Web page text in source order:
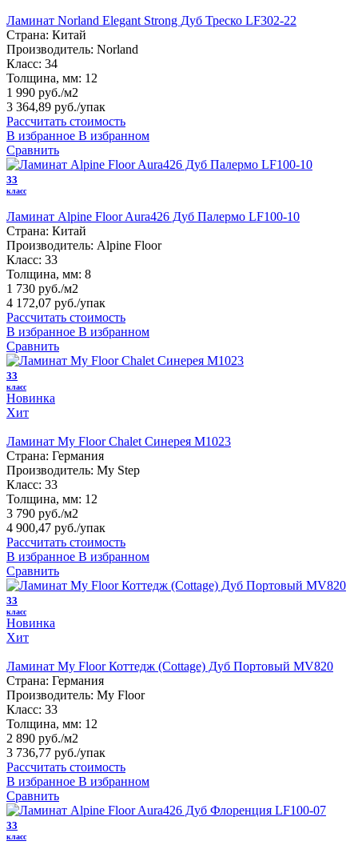
Ламинат Norland Elegant Strong Дуб Треско LF302-22
Страна: Китай
Производитель: Norland
Класс: 34
Толщина, мм: 12
1 990 руб./м2
3 364,89 руб./упак
Рассчитать стоимость
В избранное В избранном
Сравнить
33
класс
Ламинат Alpine Floor Aura426 Дуб Палермо LF100-10
Страна: Китай
Производитель: Alpine Floor
Класс: 33
Толщина, мм: 8
1 730 руб./м2
4 172,07 руб./упак
Рассчитать стоимость
В избранное В избранном
Сравнить
33
класс
Новинка
Хит
Ламинат My Floor Chalet Синерея M1023
Страна: Германия
Производитель: My Step
Класс: 33
Толщина, мм: 12
3 790 руб./м2
4 900,47 руб./упак
Рассчитать стоимость
В избранное В избранном
Сравнить
33
класс
Новинка
Хит
Ламинат My Floor Коттедж (Cottage) Дуб Портовый MV820
Страна: Германия
Производитель: My Floor
Класс: 33
Толщина, мм: 12
2 890 руб./м2
3 736,77 руб./упак
Рассчитать стоимость
В избранное В избранном
Сравнить
33
класс